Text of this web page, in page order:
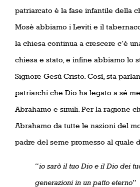
patriarcato è la fase infantile della
Mosè abbiamo i Leviti e il
la chiesa continua a crescere c’è
chiesa e stato, e infine abbiamo lo
Signore Gesù Cristo. Così, sta
patriarchi che Dio ha legato a sé
Abrahamo e simili. Per la ragione
Abrahamo da tutte le nazioni del
padre del seme promesso al quale
“io sarò il tuo Dio e il Dio dei
generazioni in un patto eterno”